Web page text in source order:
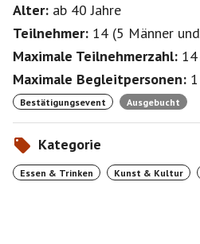
persönlichen Nachricht deine
Bankverbindung.(IBAN)
Alter: ab 40Jahre
Teilnehmer: 14 (5 Männer und
Maximale Teilnehmerzahl: 14
Maximale Begleitpersonen: 1
Bestätigungsevent Ausgebucht
Kategorie
Essen & Trinken Kunst & Kultur